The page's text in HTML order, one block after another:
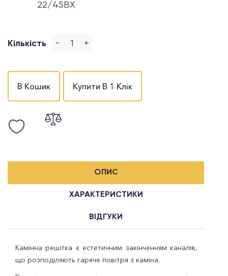
22/45BX
Кількість - +
В Кошик Купити В 1 Клік
ОПИС
ХАРАКТЕРИСТИКИ
ВІДГУКИ
Камінна решітка є естетичним закінченням каналів,
що розподіляють гаряче повітря з каміна.